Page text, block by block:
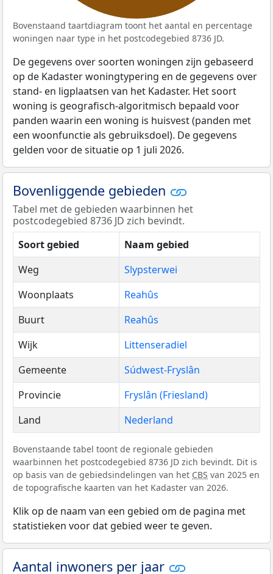
Bovenstaand taartdiagram toont het aantal en percentage
woningen naar type in het postcodegebied 8736 JD.
De gegevens over soorten woningen zijn gebaseerd
op de Kadaster woningtypering en de gegevens over
stand- en ligplaatsen van het Kadaster. Het soort
woning is geografisch-algoritmisch bepaald voor
panden waarin een woning is huisvest (panden met
een woonfunctie als gebruiksdoel). De gegevens
gelden voor de situatie op 1 juli 2026.
Bovenliggende gebieden
Tabel met de gebieden waarbinnen het
postcodegebied 8736 JD zich bevindt.
Soort gebied
Naam gebied
Weg
Slypsterwei
Woonplaats
Reahûs
Buurt
Reahûs
Wijk
Littenseradiel
Gemeente
Súdwest-Fryslân
Provincie
Fryslân (Friesland)
Land
Nederland
Bovenstaande tabel toont de regionale gebieden
waarbinnen het postcodegebied 8736 JD zich bevindt. Dit is
op basis van de gebiedsindelingen van het CBS van 2025 en
de topografische kaarten van het Kadaster van 2026.
Klik op de naam van een gebied om de pagina met
statistieken voor dat gebied weer te geven.
Aantal inwoners per jaar